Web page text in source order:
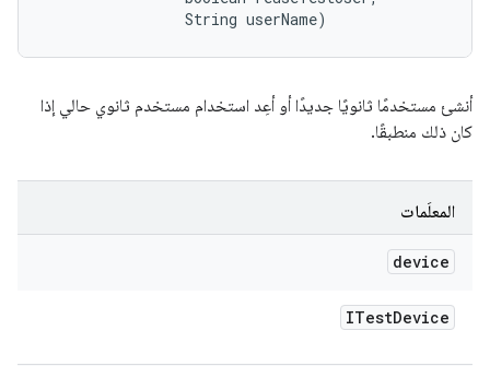
                String userName)
أنشئ مستخدمًا ثانويًا جديدًا أو أعِد استخدام مستخدم ثانوي حالي إذا
كان ذلك منطبقًا.
المعلَمات
device
ITestDevice